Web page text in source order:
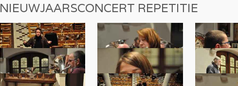
NIEUWJAARSCONCERT REPETITIE